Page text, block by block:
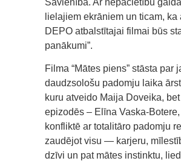
lielajiem ekrāniem un ticam, ka
DEPO atbalstītajai filmai būs
panākumi”.
Filma “Mātes piens” stāsta par
daudzsološu padomju laika
kuru atveido Maija Doveika,
epizodēs – Elīna Vaska-
konfliktē ar totalitāro padomju
zaudējot visu — karjeru,
dzīvi un pat mātes instinktu,